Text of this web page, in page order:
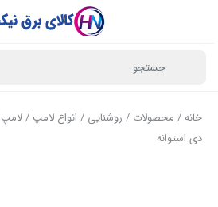
خانه/ محصولات / روشنایی / انواع لامپ /لامپ LED
دی استوانه